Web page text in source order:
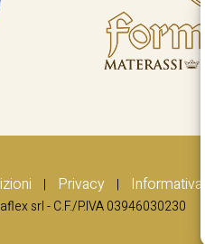
| Privacy | Informativa
srl - C.F./P.IVA 03946030230